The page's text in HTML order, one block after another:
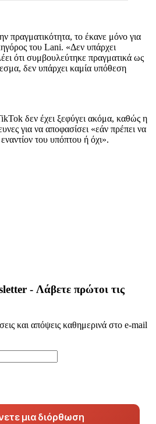
το έκανε μόνο για
του Lani. «Δεν υπάρχει
ότι συμβουλεύτηκε πραγματικά ως
δεν υπάρχει καμία υπόθεση
δεν έχει ξεφύγει ακόμα, καθώς η
για να αποφασίσει «εάν πρέπει να
εναντίον του υπόπτου ή όχι».
- Λάβετε πρώτοι τις
και απόψεις καθημερινά στο e-mail
μια διόρθωση